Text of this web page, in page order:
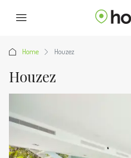
Home Houzez
Houzez